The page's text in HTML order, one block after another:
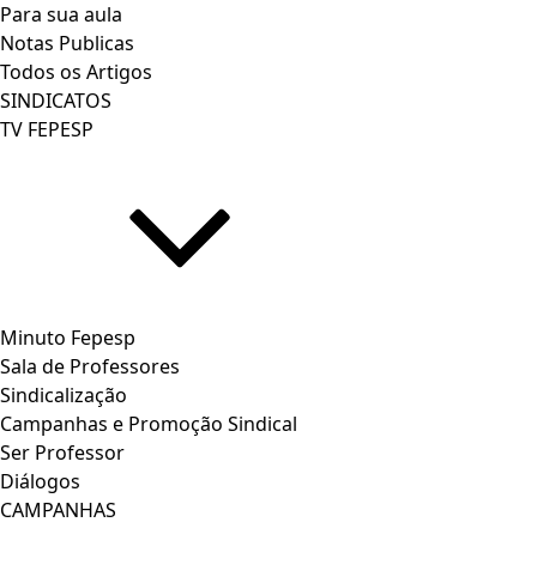
Para sua aula
Notas Publicas
Todos os Artigos
SINDICATOS
TV FEPESP
Minuto Fepesp
Sala de Professores
Sindicalização
Campanhas e Promoção Sindical
Ser Professor
Diálogos
CAMPANHAS